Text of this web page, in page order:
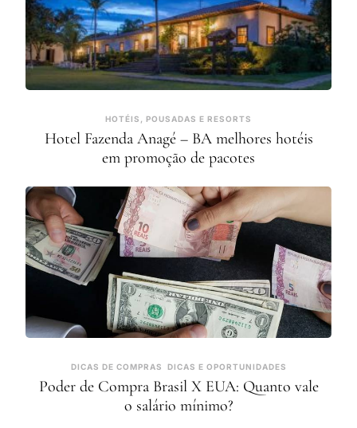
HOTÉIS, POUSADAS E RESORTS
Hotel Fazenda Anagé – BA melhores hotéis
em promoção de pacotes
DICAS DE COMPRAS DICAS E OPORTUNIDADES
Poder de Compra Brasil X EUA: Quanto vale
o salário mínimo?